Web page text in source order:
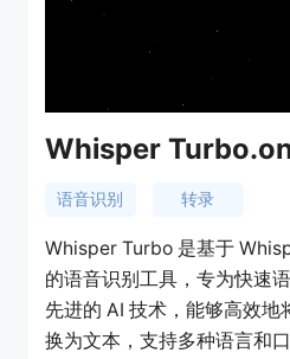
Whisper
语音识别 转录
Whisper Turbo 是基于
的语音识别工具，专为快速
先进的 AI 技术，能够高效地
换为文本，支持多种语言和